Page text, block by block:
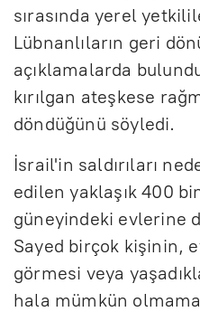
sırasında yerel
Lübnanlıların geri
açıklamalarda
kırılgan ateşkese
döndüğünü söyledi.
İsrail'in saldırıları
edilen yaklaşık 400
güneyindeki evlerine
Sayed birçok kişinin,
görmesi veya
hala mümkün